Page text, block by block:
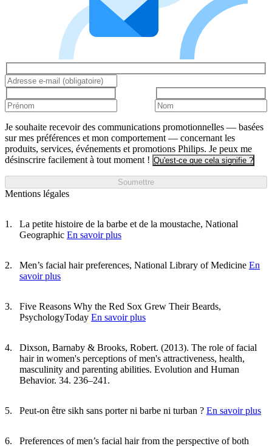
Je souhaite recevoir des communications promotionnelles — basées
sur mes préférences et mon comportement — concernant les
produits, services, événements et promotions Philips. Je peux me
désinscrire facilement à tout moment ! Qu'est-ce que cela signifie ?
Soumettre
Mentions légales
La petite histoire de la barbe et de la moustache, National
Geographic En savoir plus
Men’s facial hair preferences, National Library of Medicine En
savoir plus
Five Reasons Why the Red Sox Grew Their Beards,
PsychologyToday En savoir plus
Dixson, Barnaby & Brooks, Robert. (2013). The role of facial
hair in women's perceptions of men's attractiveness, health,
masculinity and parenting abilities. Evolution and Human
Behavior. 34. 236–241.
Peut-on être sikh sans porter ni barbe ni turban ? En savoir plus
Preferences of men’s facial hair from the perspective of both